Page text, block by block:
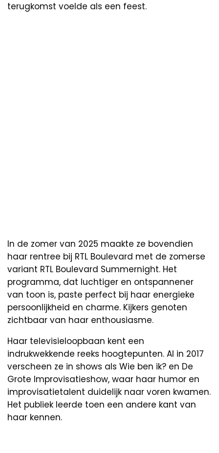
terugkomst voelde als een feest.
In de zomer van 2025 maakte ze bovendien
haar rentree bij RTL Boulevard met de zomerse
variant RTL Boulevard Summernight. Het
programma, dat luchtiger en ontspannener
van toon is, paste perfect bij haar energieke
persoonlijkheid en charme. Kijkers genoten
zichtbaar van haar enthousiasme.
Haar televisieloopbaan kent een
indrukwekkende reeks hoogtepunten. Al in 2017
verscheen ze in shows als Wie ben ik? en De
Grote Improvisatieshow, waar haar humor en
improvisatietalent duidelijk naar voren kwamen.
Het publiek leerde toen een andere kant van
haar kennen.